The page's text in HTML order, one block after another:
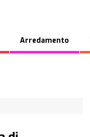
Arredamento